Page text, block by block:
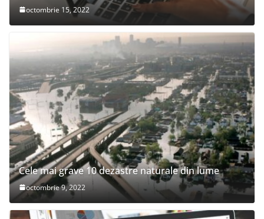
octombrie 15, 2022
Cele mai grave 10 dezastre naturale din lume
octombrie 9, 2022